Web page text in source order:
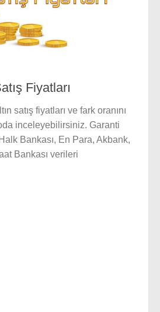
Fiyatları
satış fiyatları ve fark oranını
inceleyebilirsiniz. Garanti
Bankası, En Para, Akbank,
Bankası verileri